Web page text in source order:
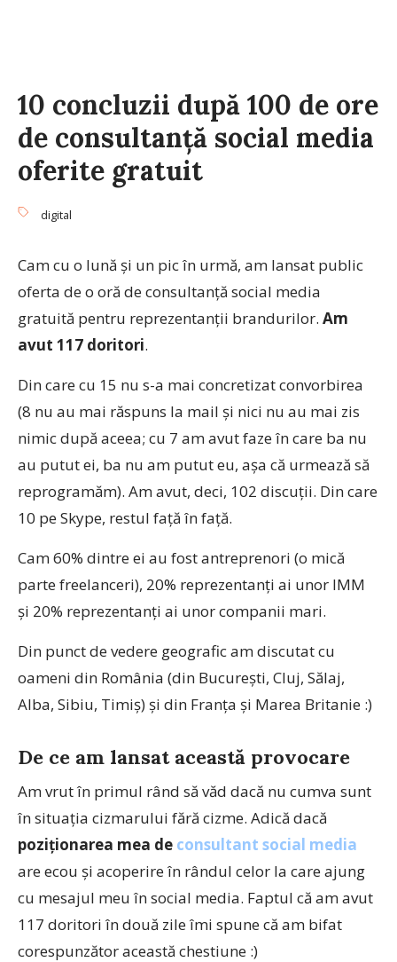
10 concluzii după 100 de ore
de consultanță social media
oferite gratuit
digital
Cam cu o lună și un pic în urmă, am lansat public
oferta de o oră de consultanță social media
gratuită pentru reprezentanții brandurilor. Am
avut 117 doritori.
Din care cu 15 nu s-a mai concretizat convorbirea
(8 nu au mai răspuns la mail și nici nu au mai zis
nimic după aceea; cu 7 am avut faze în care ba nu
au putut ei, ba nu am putut eu, așa că urmează să
reprogramăm). Am avut, deci, 102 discuții. Din care
10 pe Skype, restul față în față.
Cam 60% dintre ei au fost antreprenori (o mică
parte freelanceri), 20% reprezentanți ai unor IMM
și 20% reprezentanți ai unor companii mari.
Din punct de vedere geografic am discutat cu
oameni din România (din București, Cluj, Sălaj,
Alba, Sibiu, Timiș) și din Franța și Marea Britanie :)
De ce am lansat această provocare
Am vrut în primul rând să văd dacă nu cumva sunt
în situația cizmarului fără cizme. Adică dacă
poziționarea mea de consultant social media
are ecou și acoperire în rândul celor la care ajung
cu mesajul meu în social media. Faptul că am avut
117 doritori în două zile îmi spune că am bifat
corespunzător această chestiune :)